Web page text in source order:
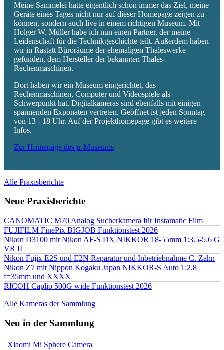
Meine Sammelei hatte eigentlich schon immer das Ziel, meine
Geräte eines Tages nicht nur auf dieser Homepage zeigen zu
können, sondern auch live in einem richtigen Museum. Mit
Holger W. Müller habe ich nun einen Partner, der meine
Leidenschaft für die Technikgeschichte teilt. Außerdem haben
wir in Rastatt Büroräume der ehemaligen Thaleswerke
gefunden, dem Hersteller der bekannten Thales-
Rechenmaschinen.
Dort haben wir ein Museum eingerichtet, das
Rechenmaschinen, Computer und Videospiele als
Schwerpunkt hat. Digitalkameras sind ebenfalls mit einigen
spannenden Exponaten vertreten. Geöffnet ist jeden Sonntag
von 13 - 18 Uhr. Auf der Projekthomepage gibt es weitere
Infos.
Zur Homepage des µ-Museums
Alle Praxisberichte
Neue Praxisberichte
CANOMATIC M70 Analog Sucherkamera für Instamatic Film
FUJIFILM FinePix BIGJOB Funktionstest 2026
Nikon D3100 mit Nikon AF-S DX NIKKOR 18-55mm 1:3.5-5.6 G
VR II
Nikon Fujix E2S und E2N Reparatur und Inbetriebnahme C. Zahn
Nikon Z7 mit Nippon Kogaku Japan NIKKOR-S Auto 1:2.8
f=35mm und XXXX
RICOH Caplio 500G wide Funktionstest 2026
Alle Kameras der Sammlung
Neu in der Sammlung
Xiaomi Mi Sphere Camera